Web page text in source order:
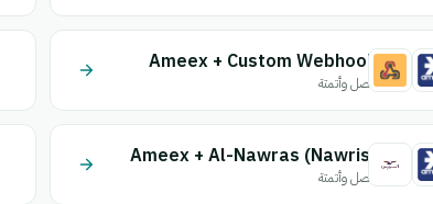
Ameex + Custom Webhook
اتصل وأتمتة
Ameex + Al-Nawras (Nawris)
اتصل وأتمتة